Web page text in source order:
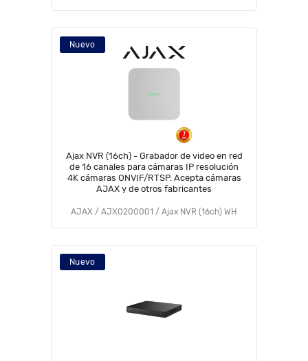
Nuevo
Ajax NVR (16ch) - Grabador de video en red
de 16 canales para cámaras IP resolución
4K cámaras ONVIF/RTSP. Acepta cámaras
AJAX y de otros fabricantes
AJAX / AJX0200001 / Ajax NVR (16ch) WH
Nuevo